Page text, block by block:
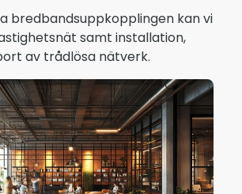
bredbandsuppkopplingen kan vi
samt installation,
av trådlösa nätverk.